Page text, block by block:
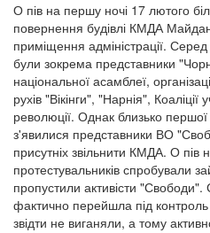
О пів на першу ночі 17 лютого
повернення будівлі КМДА
приміщення адміністрації.
були зокрема представники
національної асамблеї,
рухів "Вікінги", "Нарнія",
революції. Однак близько першої
з'явилися представники ВО
присутніх звільнити КМДА. О пів
протестувальників спробували
пропустили активісти
фактично перейшла під
звідти не виганяли, а тому